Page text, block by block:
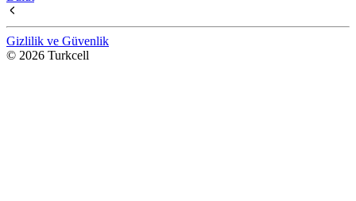
Gizlilik ve Güvenlik
© 2026 Turkcell